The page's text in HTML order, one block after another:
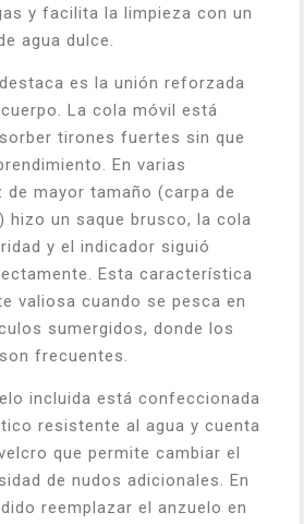
y facilita la limpieza con un
agua dulce.
es la unión reforzada
La cola móvil está
tirones fuertes sin que
En varias
de mayor tamaño (carpa de
hizo un saque brusco, la cola
y el indicador siguió
Esta característica
valiosa cuando se pesca en
sumergidos, donde los
frecuentes.
incluida está confeccionada
resistente al agua y cuenta
que permite cambiar el
de nudos adicionales. En
reemplazar el anzuelo en